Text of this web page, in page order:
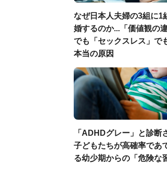
なぜ日本人夫婦の3組に1
婚するのか...「価値観の違
でも「セックスレス」で
本当の原因
「ADHDグレー」と診断
子どもたちが高確率であ
る幼少期からの「危険な